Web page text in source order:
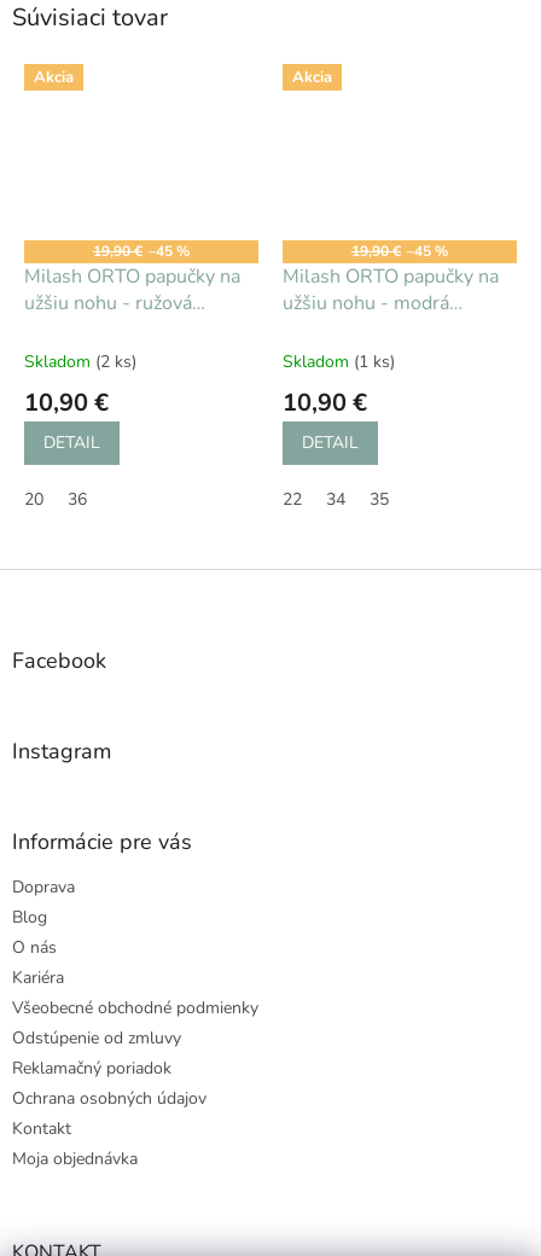
Súvisiaci tovar
Akcia
19,90 € –45 %
Milash ORTO papučky na
užšiu nohu - ružová
Skladom (2 ks)
10,90 €
DETAIL
20 36
Akcia
19,90 € –45 %
Milash ORTO papučky na
užšiu nohu - modrá
Skladom (1 ks)
10,90 €
DETAIL
22 34 35
Z
Facebook
Instagram
Informácie pre vás
Doprava
Blog
O nás
Kariéra
Všeobecné obchodné podmienky
Odstúpenie od zmluvy
Reklamačný poriadok
Ochrana osobných údajov
Kontakt
Moja objednávka